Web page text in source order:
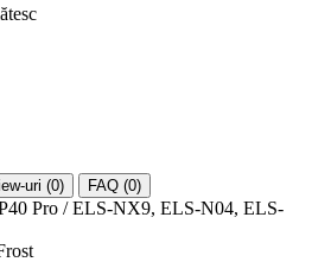
uri (0) FAQ (0)
Pro / ELS-NX9, ELS-N04, ELS-